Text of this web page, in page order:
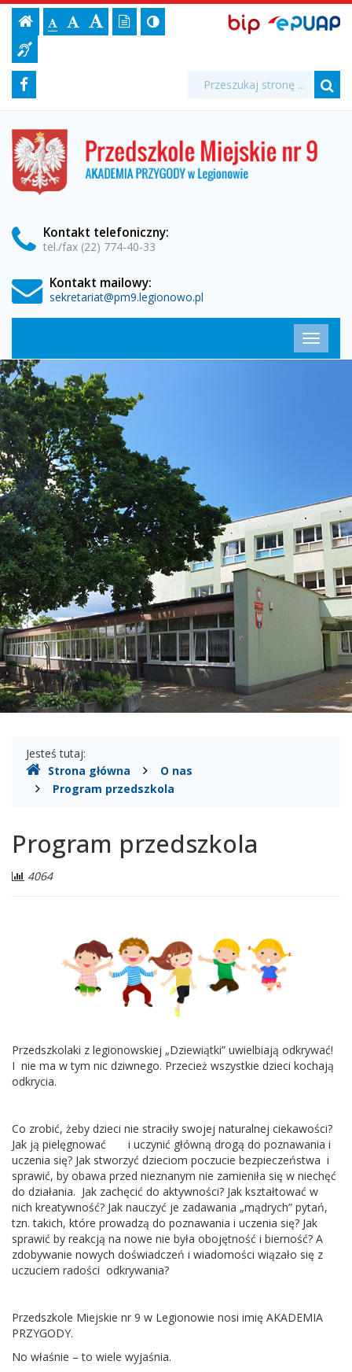
Program
przedszkola
Przedszkole
Miejskie
nr
w
Legionowie
Ustawienia
strony
Strona
główna
Czcionka,
jejCzcionkaCzcionka
Czcionka
Wersja
tekstowa
Kontrast
(włącz/wyłącz)
Informacja
dla
BIP,
Biuletyn
Informacji
EPUAP
Media
społecznościowe
Facebook Wyszukiwarka
Formularz
wyszukiwania
Wyszukiwana
fraza:
Przedszkole
Miejskie
nr
w
Kontakt telefoniczny:
tel./fax (22) 774-40-33
Kontakt mailowy:
sekretariat@pm9.legionowo.pl
główne
Gdzie
jesteśmy
Jesteś tutaj:
Strona główna
O nas
Program przedszkola
Program przedszkola
Liczba
4064
Przedszkolaki z legionowskiej „Dziewiątki” uwielbiają odkrywać!
I nie ma w tym nic dziwnego. Przecież wszystkie dzieci kochają
odkrycia.
Co zrobić, żeby dzieci nie straciły swojej naturalnej ciekawości?
Jak ją pielęgnować i uczynić główną drogą do poznawania i
uczenia się? Jak stworzyć dzieciom poczucie bezpieczeństwa i
sprawić, by obawa przed nieznanym nie zamieniła się w niechęć
do działania. Jak zachęcić do aktywności? Jak kształtować w
nich kreatywność? Jak nauczyć je zadawania „mądrych” pytań,
tzn. takich, które prowadzą do poznawania i uczenia się? Jak
sprawić by reakcją na nowe nie była obojętność i bierność? A
zdobywanie nowych doświadczeń i wiadomości wiązało się z
uczuciem radości odkrywania?
Przedszkole Miejskie nr 9 w Legionowie nosi imię AKADEMIA
PRZYGODY.
No właśnie – to wiele wyjaśnia.